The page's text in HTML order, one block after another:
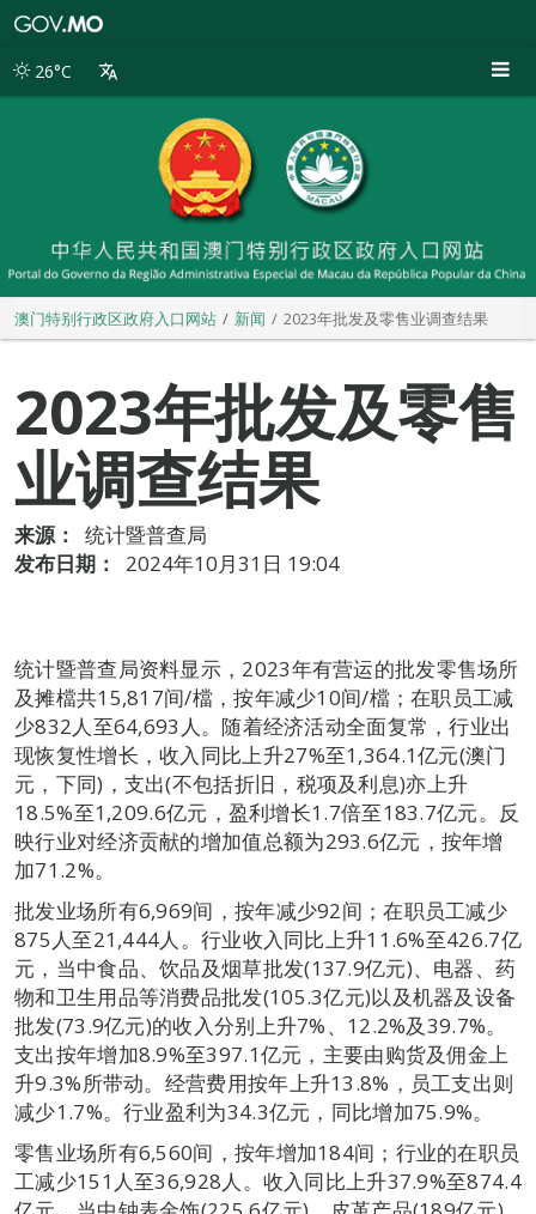
别
26°C
澳门特别行政区政府入口网站 新闻 2023年批发及零售业调查结果
2023年批发及零售
业调查结果
来源：
统计暨普查局
发布日期：
2024年10月31日 19:04
统计暨普查局资料显示，2023年有营运的批发零售场所
及摊檔共15,817间/檔，按年减少10间/檔；在职员工减
少832人至64,693人。随着经济活动全面复常，行业出
现恢复性增长，收入同比上升27%至1,364.1亿元(澳门
元，下同)，支出(不包括折旧，税项及利息)亦上升
18.5%至1,209.6亿元，盈利增长1.7倍至183.7亿元。反
映行业对经济贡献的增加值总额为293.6亿元，按年增
加71.2%。
批发业场所有6,969间，按年减少92间；在职员工减少
875人至21,444人。行业收入同比上升11.6%至426.7亿
元，当中食品、饮品及烟草批发(137.9亿元)、电器、药
物和卫生用品等消费品批发(105.3亿元)以及机器及设备
批发(73.9亿元)的收入分别上升7%、12.2%及39.7%。
支出按年增加8.9%至397.1亿元，主要由购货及佣金上
升9.3%所带动。经营费用按年上升13.8%，员工支出则
减少1.7%。行业盈利为34.3亿元，同比增加75.9%。
零售业场所有6,560间，按年增加184间；行业的在职员
工减少151人至36,928人。收入同比上升37.9%至874.4